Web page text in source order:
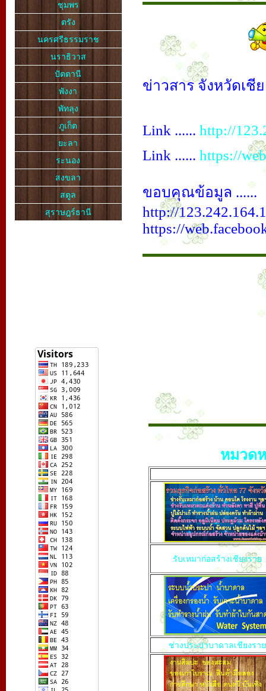
ชุมพร
ตรัง
นครศรีธรรมราช
นราธิวาส
ปัตตานี
พังงา
พัทลุง
ภูเก็ต
ยะลา
ระนอง
สงขลา
สตูล
สุราษฎร์ธานี
ข่าวสาร จังหวัดเชี
Link ...... http://
Link ...... https://
ขอบคุณข้อมูล ......
http://
https://
หมวด
รับเหมาก่อสร้างเชียงราย
ช่างประปาบาดาลเชียงราย